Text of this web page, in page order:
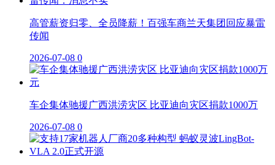
高管薪资归零、全员降薪！百强车商兰天集团回应暴雷
传闻
2026-07-08 0
车企集体驰援广西洪涝灾区 比亚迪向灾区捐款1000万
2026-07-08 0